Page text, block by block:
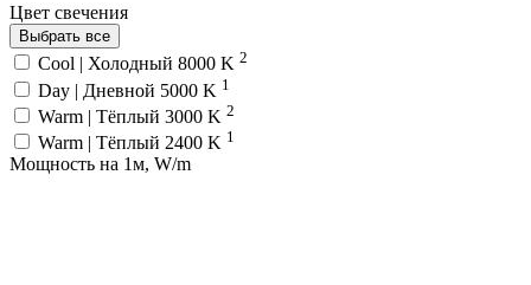
Цвет свечения
Выбрать все
Cool | Холодный 8000 K 2
Day | Дневной 5000 K 1
Warm | Тёплый 3000 K 2
Warm | Тёплый 2400 K 1
Мощность на 1м, W/m